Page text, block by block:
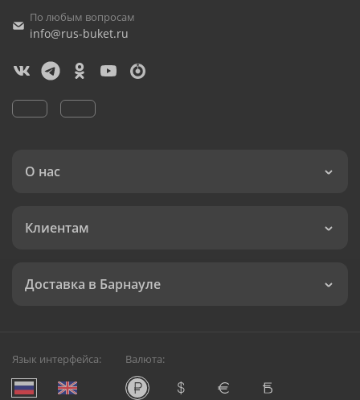
По любым вопросам
info@rus-buket.ru
О нас
Клиентам
Доставка в Барнауле
Язык интерфейса: Валюта: